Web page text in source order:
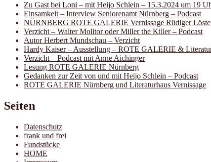
Zu Gast bei Loni – mit Heijo Schlein – 15.3.2024 um 19
Einsamkeit – Interview Seniorenamt Nürnberg – Podcast
NÜRNBERG ROTE GALERIE Vernissage Rüdiger
Verzicht – Walter Molitor oder Miller the Killer – Podcast
Autor Herbert Mundschau – Verzicht
Hardy Kaiser – Ausstellung – ROTE GALERIE &
Verzicht – Podcast mit Anne Aichinger
Lesung ROTE GALERIE Nürnberg
Gedanken zur Zeit von und mit Heijo Schlein – Podcast
ROTE GALERIE Nürnberg und Literaturhaus Vernissage
Seiten
Datenschutz
frank und frei
Fundstücke
HOME